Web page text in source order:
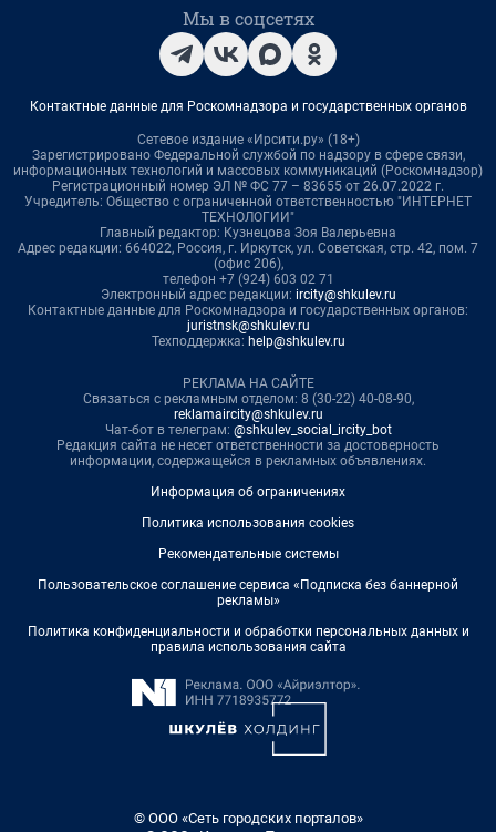
Мы в соцсетях
Контактные данные для Роскомнадзора и государственных органов
Сетевое издание «Ирсити.ру» (18+)
Зарегистрировано Федеральной службой по надзору в сфере связи,
информационных технологий и массовых коммуникаций (Роскомнадзор)
Регистрационный номер ЭЛ № ФС 77 – 83655 от 26.07.2022 г.
Учредитель: Общество с ограниченной ответственностью "ИНТЕРНЕТ
ТЕХНОЛОГИИ"
Главный редактор: Кузнецова Зоя Валерьевна
Адрес редакции: 664022, Россия, г. Иркутск, ул. Советская, стр. 42, пом. 7
(офис 206),
телефон +7 (924) 603 02 71
Электронный адрес редакции: ircity@shkulev.ru
Контактные данные для Роскомнадзора и государственных органов:
juristnsk@shkulev.ru
Техподдержка: help@shkulev.ru
РЕКЛАМА НА САЙТЕ
Связаться с рекламным отделом: 8 (30-22) 40-08-90,
reklamaircity@shkulev.ru
Чат-бот в телеграм: @shkulev_social_ircity_bot
Редакция сайта не несет ответственности за достоверность
информации, содержащейся в рекламных объявлениях.
Информация об ограничениях
Политика использования cookies
Рекомендательные системы
Пользовательское соглашение сервиса «Подписка без баннерной
рекламы»
Политика конфиденциальности и обработки персональных данных и
правила использования сайта
© ООО «Сеть городских порталов»